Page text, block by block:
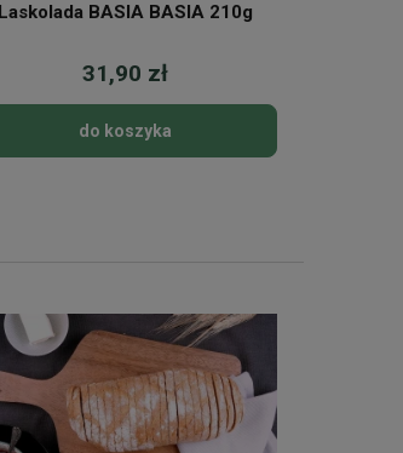
Laskolada BASIA BASIA 210g
31,90 zł
do koszyka